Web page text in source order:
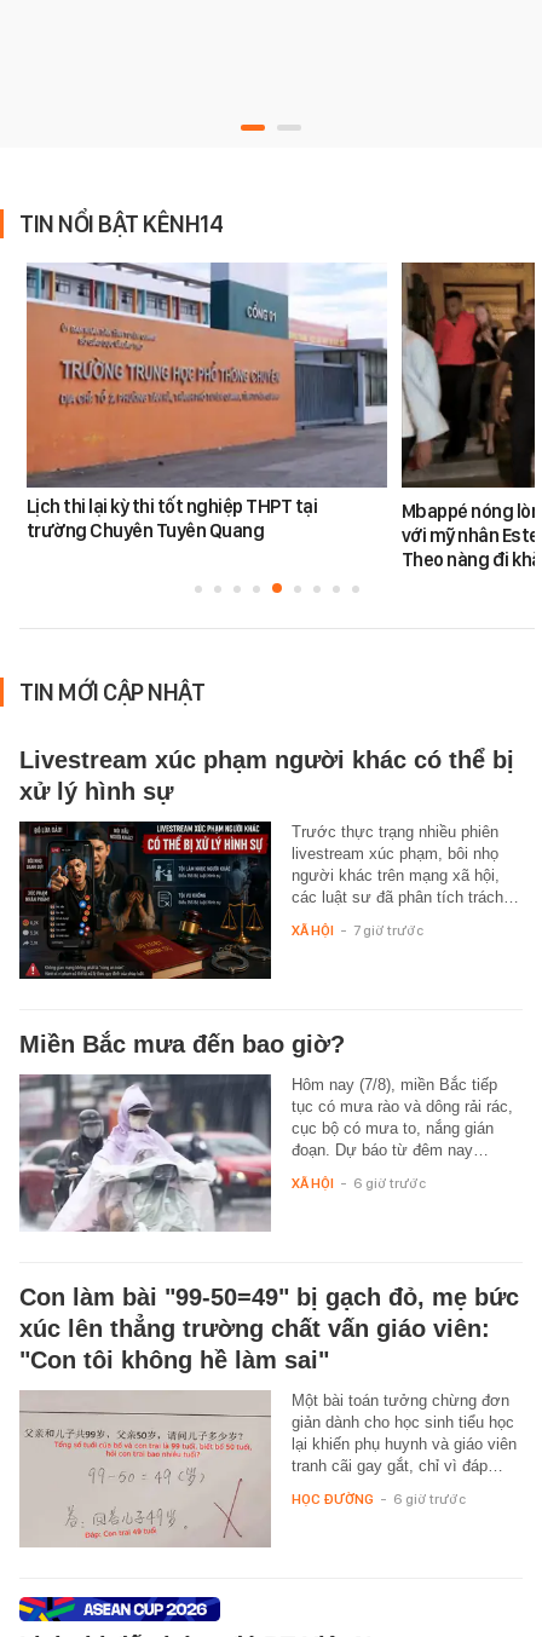
TIN NỔI BẬT KÊNH14
Lịch thi lại kỳ thi tốt nghiệp THPT tại
trường Chuyên Tuyên Quang
Mbappé nóng
với mỹ nhân
Theo nàng đi
TIN MỚI CẬP NHẬT
Livestream xúc phạm người khác có thể bị
xử lý hình sự
Trước thực trạng nhiều phiên
livestream xúc phạm, bôi nhọ
người khác trên mạng xã hội,
các luật sư đã phân tích trách…
XÃ HỘI - 7 giờ trước
Miền Bắc mưa đến bao giờ?
Hôm nay (7/8), miền Bắc tiếp
tục có mưa rào và dông rải rác,
cục bộ có mưa to, nắng gián
đoạn. Dự báo từ đêm nay…
XÃ HỘI - 6 giờ trước
Con làm bài "99-50=49" bị gạch đỏ, mẹ bức
xúc lên thẳng trường chất vấn giáo viên:
"Con tôi không hề làm sai"
Một bài toán tưởng chừng đơn
giản dành cho học sinh tiểu học
lại khiến phụ huynh và giáo viên
tranh cãi gay gắt, chỉ vì đáp…
HỌC ĐƯỜNG - 6 giờ trước